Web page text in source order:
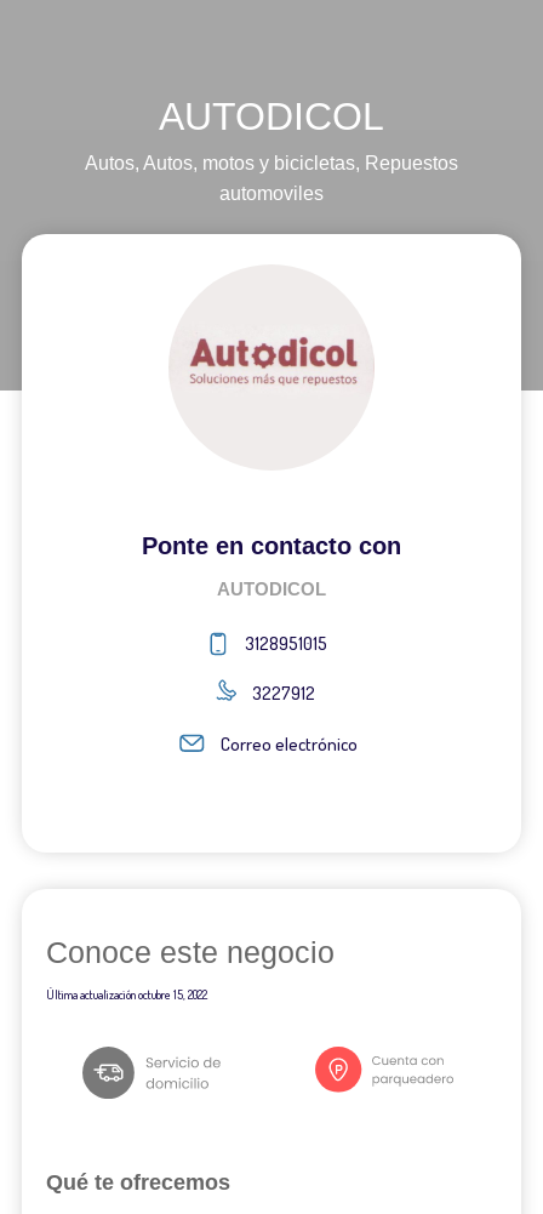
AUTODICOL
Autos, Autos, motos y bicicletas, Repuestos
automoviles
Ponte en contacto con
AUTODICOL
3128951015
3227912
Correo electrónico
Conoce este negocio
Última actualizaciónoctubre 15, 2022
Qué te ofrecemos